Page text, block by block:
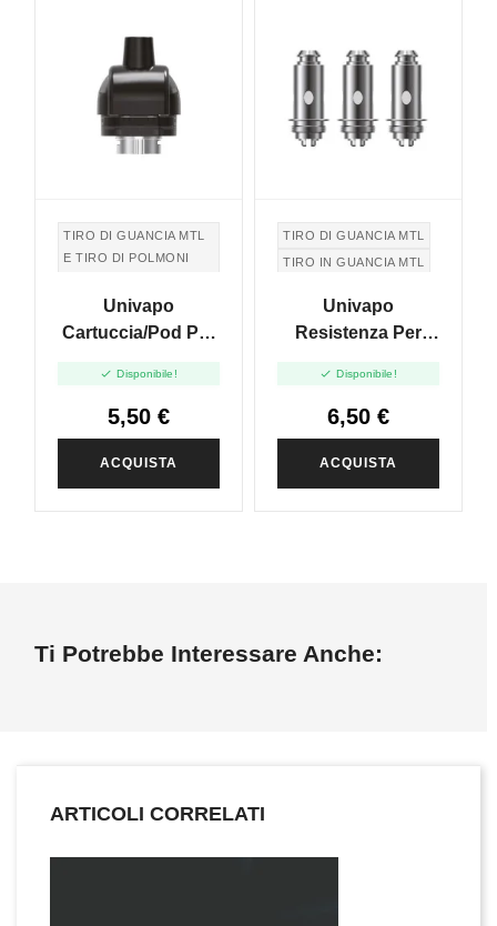
TIRO DI GUANCIA MTL
E TIRO DI POLMONI
TIRO IN GUANCIA MTL
E TIRO DI POLMONI
Univapo
Cartuccia/pod Per
 Disponibile!
5,50 €
ACQUISTA
TIRO DI GUANCIA MTL
TIRO IN GUANCIA MTL
Univapo
Resistenza Per
3pz
 Disponibile!
6,50 €
ACQUISTA
Ti Potrebbe Interessare Anche:
ARTICOLI CORRELATI